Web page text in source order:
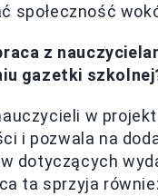
społeczność
z
gazetki
w
i pozwala na
dotyczących
ta sprzyja